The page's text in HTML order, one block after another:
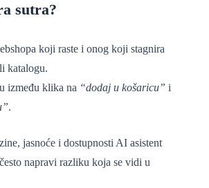
sutra?
koji raste i onog koji stagnira
katalogu.
između klika na “dodaj u košaricu” i
.
jasnoće i dostupnosti AI asistent
često napravi razliku koja se vidi u